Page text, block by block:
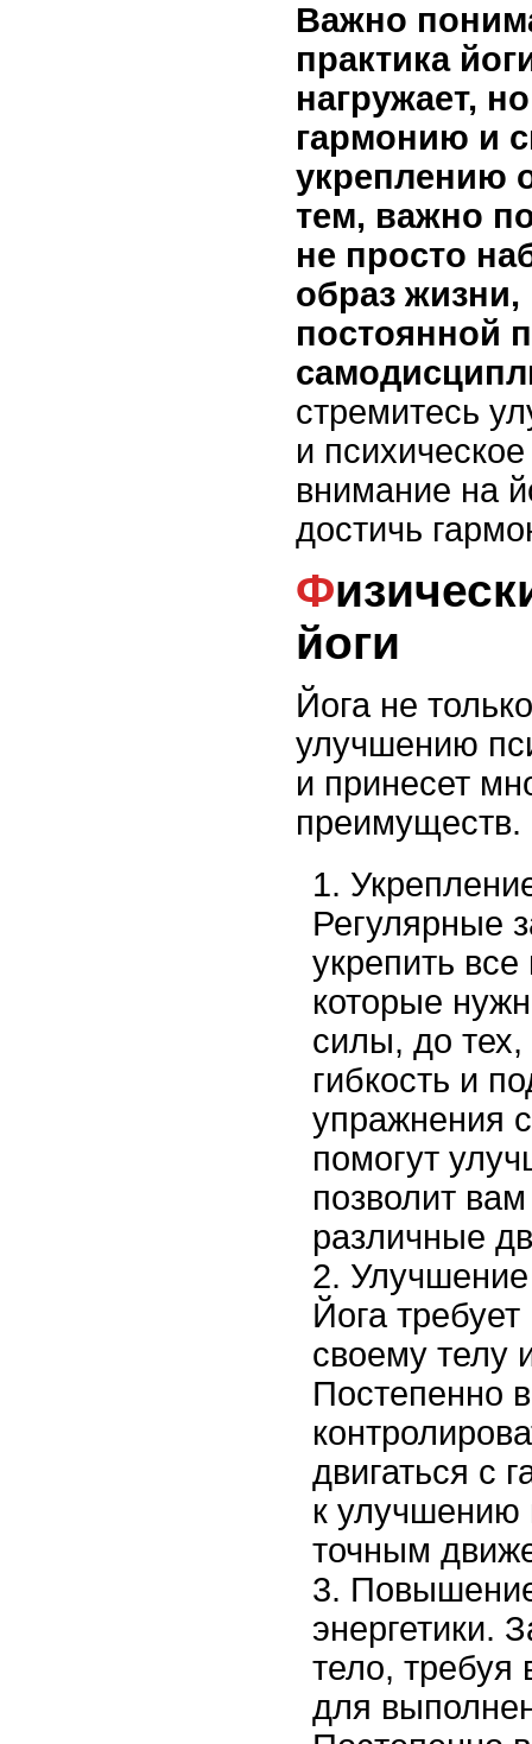
Важно
практика
нагружает,
гармонию и
укреплению
тем, важно
не просто
образ жизни,
постоянной
стремитесь
и
внимание на
достичь
Физические преимущества
йоги
Йога не
улучшению
и принесет
преимуществ.
Регулярные
укрепить
которые
силы, до тех,
гибкость и
упражнения
помогут
позволит
различные
Йога
своему телу
Постепенно
двигаться с
к улучшению
точным
энергетики.
тело, требуя
для